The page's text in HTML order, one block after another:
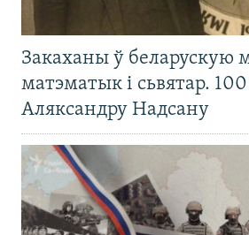
Закаханы ў беларускую
матэматык і сьвятар.
Аляксандру Надсану